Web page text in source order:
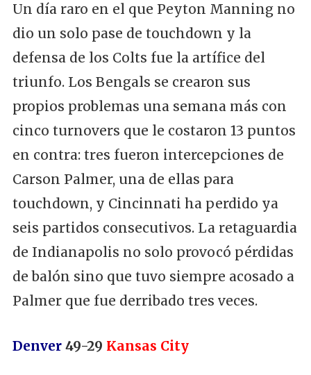
Un día raro en el que Peyton Manning no
dio un solo pase de touchdown y la
defensa de los Colts fue la artífice del
triunfo. Los Bengals se crearon sus
propios problemas una semana más con
cinco turnovers que le costaron 13 puntos
en contra: tres fueron intercepciones de
Carson Palmer, una de ellas para
touchdown, y Cincinnati ha perdido ya
seis partidos consecutivos. La retaguardia
de Indianapolis no solo provocó pérdidas
de balón sino que tuvo siempre acosado a
Palmer que fue derribado tres veces.
Denver49-29 Kansas City